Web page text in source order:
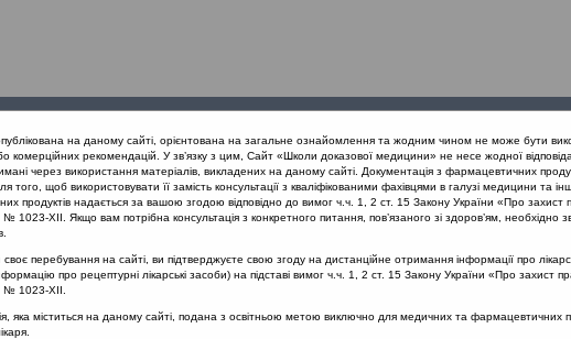
заходи
проекту
на даному сайті, орієнтована на загальне ознайомлення та жодним чином не може бути
комерційних рекомендацій. У зв’язку з цим, Сайт «Школи доказової медицини» не несе жодної
через використання матеріалів, викладених на даному сайті. Документація з фармацевтичних
того, щоб використовувати її замість консультації з кваліфікованими фахівцями в галузі медицини та
продуктів надається за вашою згодою відповідно до вимог ч.ч. 1, 2 ст. 15 Закону України «Про захист
1023-XII. Якщо вам потрібна консультація з конкретного питання, пов’язаного зі здоров’ям, необхідно
перебування на сайті, ви підтверджуєте свою згоду на дистанційне отримання інформації про
про рецептурні лікарські засоби) на підставі вимог ч.ч. 1, 2 ст. 15 Закону України «Про захист
№ 1023-XII.
яка міститься на даному сайті, подана з освітньою метою виключно для медичних та фармацевтичних